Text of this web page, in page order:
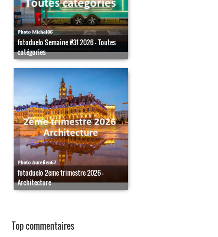
fotoduelo Semaine #31 2026 - Toutes
catégories
fotoduelo 2eme trimestre 2026 -
Architecture
Top commentaires